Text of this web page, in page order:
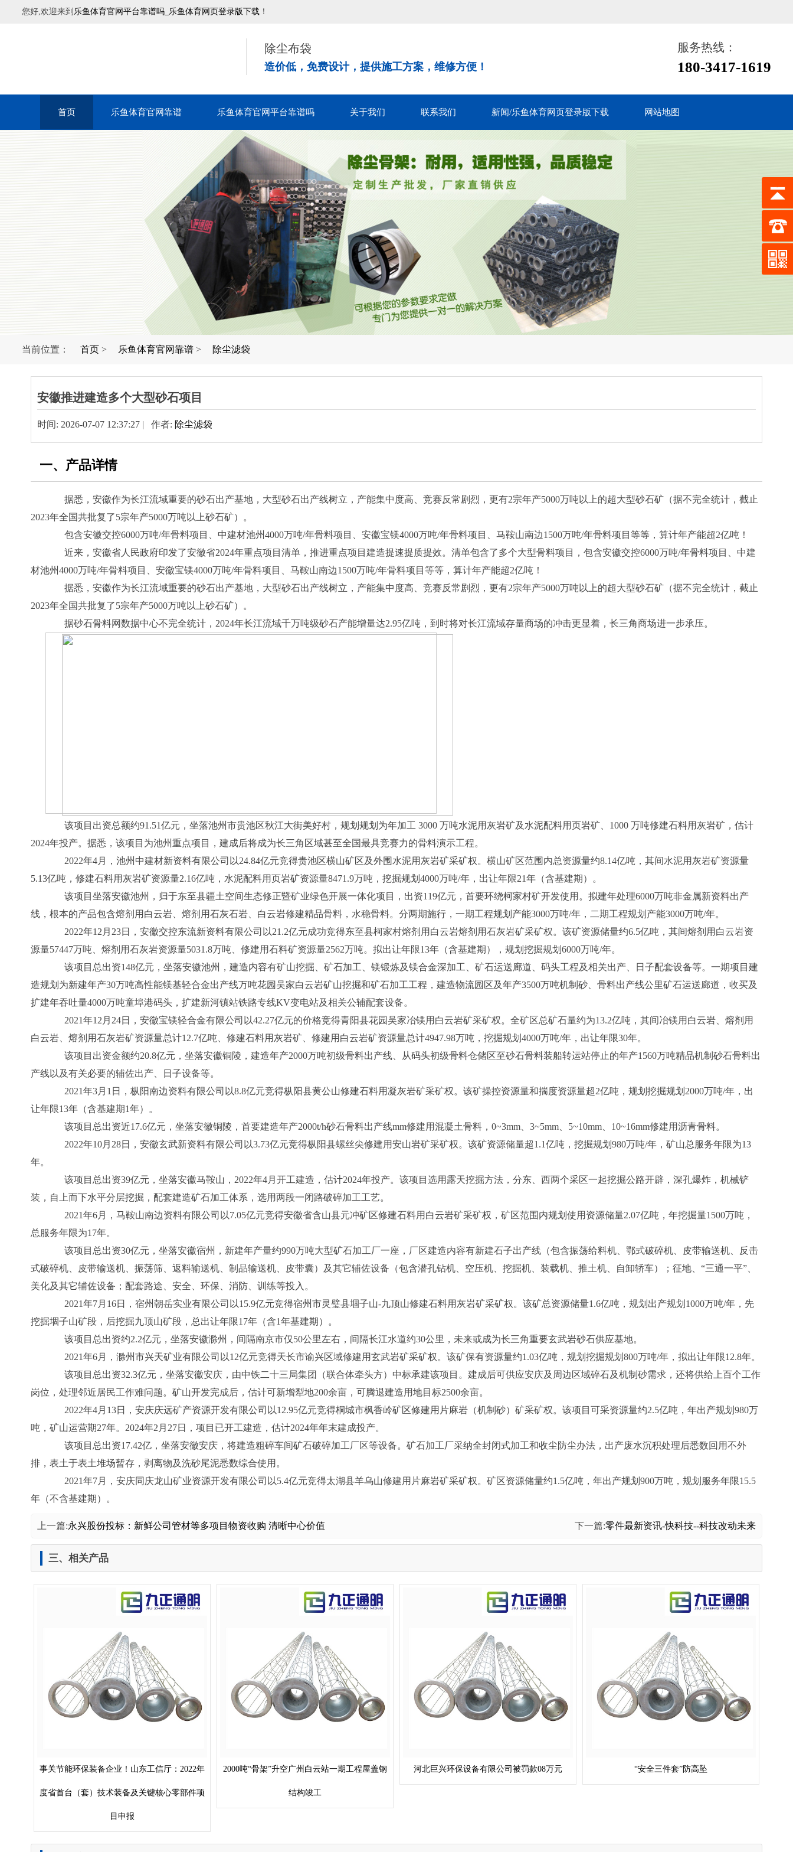
您好,欢迎来到 乐鱼体育官网平台靠谱吗_乐鱼体育网页登录版下载 ！
除尘布袋
造价低，免费设计，提供施工方案，维修方便！
服务热线：
180-3417-1619
首页 乐鱼体育官网靠谱 乐鱼体育官网平台靠谱吗 关于我们 联系我们 新闻/乐鱼体育网页登录版下载 网站地图
当前位置： 首页 > 乐鱼体育官网靠谱 > 除尘滤袋
安徽推进建造多个大型砂石项目
时间: 2026-07-07 12:37:27 | 作者: 除尘滤袋
一、产品详情
据悉，安徽作为长江流域重要的砂石出产基地，大型砂石出产线树立，产能集中度高、竞赛反常剧烈，更有2宗年产5000万吨以上的超大型砂石矿（据不完全统计，截止
2023年全国共批复了5宗年产5000万吨以上砂石矿）。
包含安徽交控6000万吨/年骨料项目、中建材池州4000万吨/年骨料项目、安徽宝镁4000万吨/年骨料项目、马鞍山南边1500万吨/年骨料项目等等，算计年产能超2亿吨！
近来，安徽省人民政府印发了安徽省2024年重点项目清单，推进重点项目建造提速提质提效。清单包含了多个大型骨料项目，包含安徽交控6000万吨/年骨料项目、中建
材池州4000万吨/年骨料项目、安徽宝镁4000万吨/年骨料项目、马鞍山南边1500万吨/年骨料项目等等，算计年产能超2亿吨！
据悉，安徽作为长江流域重要的砂石出产基地，大型砂石出产线树立，产能集中度高、竞赛反常剧烈，更有2宗年产5000万吨以上的超大型砂石矿（据不完全统计，截止
2023年全国共批复了5宗年产5000万吨以上砂石矿）。
据砂石骨料网数据中心不完全统计，2024年长江流域千万吨级砂石产能增量达2.95亿吨，到时将对长江流域存量商场的冲击更显着，长三角商场进一步承压。
该项目出资总额约91.51亿元，坐落池州市贵池区秋江大街美好村，规划规划为年加工 3000 万吨水泥用灰岩矿及水泥配料用页岩矿、1000 万吨修建石料用灰岩矿，估计
2024年投产。据悉，该项目为池州重点项目，建成后将成为长三角区域甚至全国最具竞赛力的骨料演示工程。
2022年4月，池州中建材新资料有限公司以24.84亿元竞得贵池区横山矿区及外围水泥用灰岩矿采矿权。横山矿区范围内总资源量约8.14亿吨，其间水泥用灰岩矿资源量
5.13亿吨，修建石料用灰岩矿资源量2.16亿吨，水泥配料用页岩矿资源量8471.9万吨，挖掘规划4000万吨/年，出让年限21年（含基建期）。
该项目坐落安徽池州，归于东至县疆土空间生态修正暨矿业绿色开展一体化项目，出资119亿元，首要环绕柯家村矿开发使用。拟建年处理6000万吨非金属新资料出产
线，根本的产品包含熔剂用白云岩、熔剂用石灰石岩、白云岩修建精品骨料，水稳骨料。分两期施行，一期工程规划产能3000万吨/年，二期工程规划产能3000万吨/年。
2022年12月23日，安徽交控东流新资料有限公司以21.2亿元成功竞得东至县柯家村熔剂用白云岩熔剂用石灰岩矿采矿权。该矿资源储量约6.5亿吨，其间熔剂用白云岩资
源量57447万吨、熔剂用石灰岩资源量5031.8万吨、修建用石料矿资源量2562万吨。拟出让年限13年（含基建期），规划挖掘规划6000万吨/年。
该项目总出资148亿元，坐落安徽池州，建造内容有矿山挖掘、矿石加工、镁锻炼及镁合金深加工、矿石运送廊道、码头工程及相关出产、日子配套设备等。一期项目建
造规划为新建年产30万吨高性能镁基轻合金出产线万吨花园吴家白云岩矿山挖掘和矿石加工工程，建造物流园区及年产3500万吨机制砂、骨料出产线公里矿石运送廊道，收买及
扩建年吞吐量4000万吨童埠港码头，扩建新河镇站铁路专线KV变电站及相关公辅配套设备。
2021年12月24日，安徽宝镁轻合金有限公司以42.27亿元的价格竞得青阳县花园吴家冶镁用白云岩矿采矿权。全矿区总矿石量约为13.2亿吨，其间冶镁用白云岩、熔剂用
白云岩、熔剂用石灰岩矿资源量总计12.7亿吨、修建石料用灰岩矿、修建用白云岩矿资源量总计4947.98万吨，挖掘规划4000万吨/年，出让年限30年。
该项目出资金额约20.8亿元，坐落安徽铜陵，建造年产2000万吨初级骨料出产线、从码头初级骨料仓储区至砂石骨料装船转运站停止的年产1560万吨精品机制砂石骨料出
产线以及有关必要的辅佐出产、日子设备等。
2021年3月1日，枞阳南边资料有限公司以8.8亿元竞得枞阳县黄公山修建石料用凝灰岩矿采矿权。该矿操控资源量和揣度资源量超2亿吨，规划挖掘规划2000万吨/年，出
让年限13年（含基建期1年）。
该项目总出资近17.6亿元，坐落安徽铜陵，首要建造年产2000t/h砂石骨料出产线mm修建用混凝土骨料，0~3mm、3~5mm、5~10mm、10~16mm修建用沥青骨料。
2022年10月28日，安徽玄武新资料有限公司以3.73亿元竞得枞阳县螺丝尖修建用安山岩矿采矿权。该矿资源储量超1.1亿吨，挖掘规划980万吨/年，矿山总服务年限为13
年。
该项目总出资39亿元，坐落安徽马鞍山，2022年4月开工建造，估计2024年投产。该项目选用露天挖掘方法，分东、西两个采区一起挖掘公路开辟，深孔爆炸，机械铲
装，自上而下水平分层挖掘，配套建造矿石加工体系，选用两段一闭路破碎加工工艺。
2021年6月，马鞍山南边资料有限公司以7.05亿元竞得安徽省含山县元冲矿区修建石料用白云岩矿采矿权，矿区范围内规划使用资源储量2.07亿吨，年挖掘量1500万吨，
总服务年限为17年。
该项目总出资30亿元，坐落安徽宿州，新建年产量约990万吨大型矿石加工厂一座，厂区建造内容有新建石子出产线（包含振荡给料机、鄂式破碎机、皮带输送机、反击
式破碎机、皮带输送机、振荡筛、返料输送机、制品输送机、皮带囊）及其它辅佐设备（包含潜孔钻机、空压机、挖掘机、装载机、推土机、自卸轿车）；征地、“三通一平”、
美化及其它辅佐设备；配套路途、安全、环保、消防、训练等投入。
2021年7月16日，宿州朝岳实业有限公司以15.9亿元竞得宿州市灵璧县堌子山-九顶山修建石料用灰岩矿采矿权。该矿总资源储量1.6亿吨，规划出产规划1000万吨/年，先
挖掘堌子山矿段，后挖掘九顶山矿段，总出让年限17年（含1年基建期）。
该项目总出资约2.2亿元，坐落安徽滁州，间隔南京市仅50公里左右，间隔长江水道约30公里，未来或成为长三角重要玄武岩砂石供应基地。
2021年6月，滁州市兴天矿业有限公司以12亿元竞得天长市谕兴区域修建用玄武岩矿采矿权。该矿保有资源量约1.03亿吨，规划挖掘规划800万吨/年，拟出让年限12.8年。
该项目总出资32.3亿元，坐落安徽安庆，由中铁二十三局集团（联合体牵头方）中标承建该项目。建成后可供应安庆及周边区域碎石及机制砂需求，还将供给上百个工作
岗位，处理邻近居民工作难问题。矿山开发完成后，估计可新增犁地200余亩，可腾退建造用地目标2500余亩。
2022年4月13日，安庆庆远矿产资源开发有限公司以12.95亿元竞得桐城市枫香岭矿区修建用片麻岩（机制砂）矿采矿权。该项目可采资源量约2.5亿吨，年出产规划980万
吨，矿山运营期27年。2024年2月27日，项目已开工建造，估计2024年年末建成投产。
该项目总出资17.42亿，坐落安徽安庆，将建造粗碎车间矿石破碎加工厂区等设备。矿石加工厂采纳全封闭式加工和收尘防尘办法，出产废水沉积处理后悉数回用不外
排，表土于表土堆场暂存，剥离物及洗砂尾泥悉数综合使用。
2021年7月，安庆同庆龙山矿业资源开发有限公司以5.4亿元竞得太湖县羊乌山修建用片麻岩矿采矿权。矿区资源储量约1.5亿吨，年出产规划900万吨，规划服务年限15.5
年（不含基建期）。
上一篇:永兴股份投标：新鲜公司管材等多项目物资收购 清晰中心价值 下一篇:零件最新资讯-快科技--科技改动未来
三、相关产品
事关节能环保装备企业！山东工信厅：2022年
度省首台（套）技术装备及关键核心零部件项
目申报
2000吨“骨架”升空广州白云站一期工程屋盖钢
结构竣工
河北巨兴环保设备有限公司被罚款08万元 “安全三件套”防高坠